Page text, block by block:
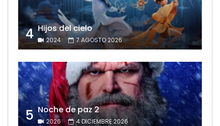
4 Hijos del cielo
2024 7 AGOSTO 2026
5 Noche de paz 2
2026 4 DICIEMBRE 2026